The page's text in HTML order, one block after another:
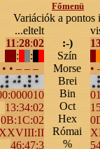
Főmenü
Variációk a pontos
...eltelt
11:28:02
:
:
• – – –
13:34:02
0B:1C:02
46:47:3
:-)
Szín
Morse
Brei
Bin
Oct
Hex
Római
%
•